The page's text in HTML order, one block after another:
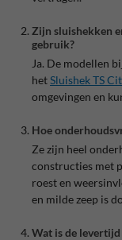
Zijn sluishekken
gebruik?
Ja. De modellen
hetSluishekTS
omgevingen en
Hoe
Ze zijn heel
constructies met
roest en
en milde zeep is
Wat is de